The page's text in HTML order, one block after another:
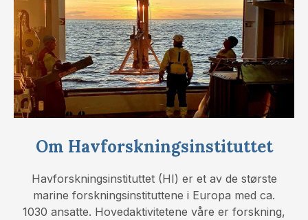
Om Havforskningsinstituttet
Havforskningsinstituttet (HI) er et av de største
marine forskningsinstituttene i Europa med ca.
1030 ansatte. Hovedaktivitetene våre er forskning,